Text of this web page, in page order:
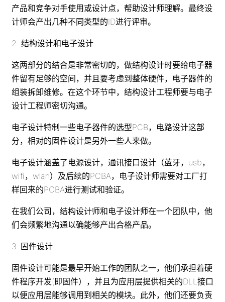
产品和竞争对手使用或设计点，帮助设计师理解。最终设
计师会产出几种不同类型的ID进行评审。
2. 结构设计和电子设计
这两部分的结合是非常密切的，做结构设计时要给电子器
件留有足够的空间，并且要考虑到整体硬件，电子器件的
组装拆卸维修。在这个环节中，结构设计工程师要与电子
设计工程师密切沟通。
电子设计特制一些电子器件的选型PCB，电路设计这部
分，相对的固件设计是另外一些人来做。
电子设计涵盖了电源设计，通讯接口设计（蓝牙，usb，
wifi，wlan）及后续的PCBA，电子设计师需要对工厂打
样回来的PCBA进行测试和验证。
在我们公司，结构设计师和电子设计师在一个团队中，他
们会频繁地沟通以确能够产出合格产品。
3. 固件设计
固件设计可能是最早开始工作的团队之一，他们承担着硬
件程序开发(即固件），并且为应用层提供相关的DLL接口
以便应用层能够调用到相关的模块。此外，他们还要负责